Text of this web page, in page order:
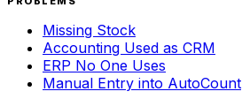
Missing Stock
Accounting Used as CRM
ERP No One Uses
Manual Entry into AutoCount